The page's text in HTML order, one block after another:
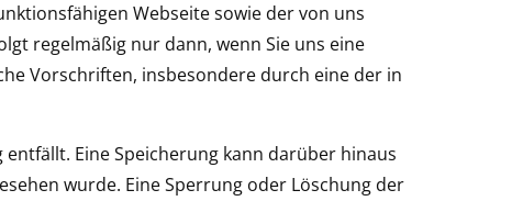
Webseite sowie der von uns
regelmäßig nur dann, wenn Sie uns eine
Vorschriften, insbesondere durch eine der in
Eine Speicherung kann darüber hinaus
wurde. Eine Sperrung oder Löschung der